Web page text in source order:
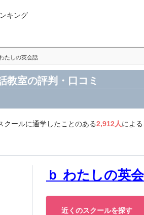
キング
たしの英会話
教室の評判・口コミ
ールに通学したことのある2,912人によ
ｂ わたしの英
近くのスクールを探す